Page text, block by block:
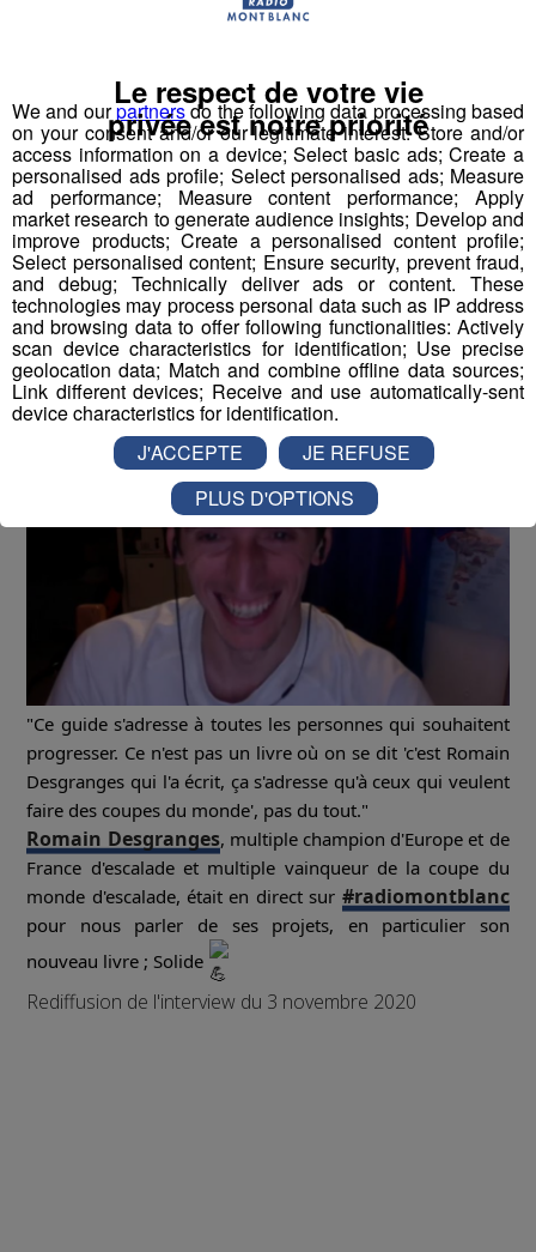
Partager sur Twitter
Romain Desgranges, nous
présente son livre "Solide" sur
Radio Mont Blanc
- 11 janvier 2022 à 11h03- Mis à jour le 11 janvier 2022 à
11h10
Radio Mont Blanc
Animation
La Famille Radio Mont Blanc
"Ce guide s'adresse à toutes les personnes qui souhaitent
progresser. Ce n'est pas un livre où on se dit 'c'est Romain
Desgranges qui l'a écrit, ça s'adresse qu'à ceux qui veulent
faire des coupes du monde', pas du tout."
Romain Desgranges, multiple champion d'Europe et de
France d'escalade et multiple vainqueur de la coupe du
monde d'escalade, était en direct sur #radiomontblanc
pour nous parler de ses projets, en particulier son
nouveau livre ; Solide
Rediffusion de l'interview du 3 novembre 2020
We and ourpartnersdo the following data processing based
on your consent and/or our legitimate interest: Store and/or
access information on a device; Select basic ads; Create a
personalised ads profile; Select personalised ads; Measure
ad performance; Measure content performance; Apply
market research to generate audience insights; Develop and
improve products; Create a personalised content profile;
Select personalised content; Ensure security, prevent fraud,
and debug; Technically deliver ads or content. These
technologies may process personal data such as IP address
and browsing data to offer following functionalities: Actively
scan device characteristics for identification; Use precise
geolocation data; Match and combine offline data sources;
Link different devices; Receive and use automatically-sent
device characteristics for identification.
Le respect de votre vie
privée est notre priorité
J'ACCEPTE
JE REFUSE
PLUS D'OPTIONS